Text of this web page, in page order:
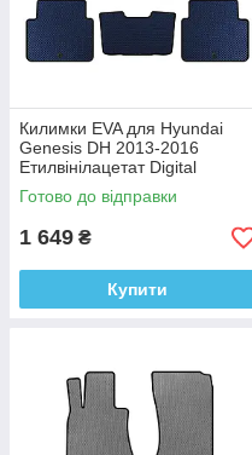
Килимки EVA для Hyundai
Genesis DH 2013-2016
Етилвінілацетат Digital
Designs
Готово до відправки
1 649 ₴
Купити